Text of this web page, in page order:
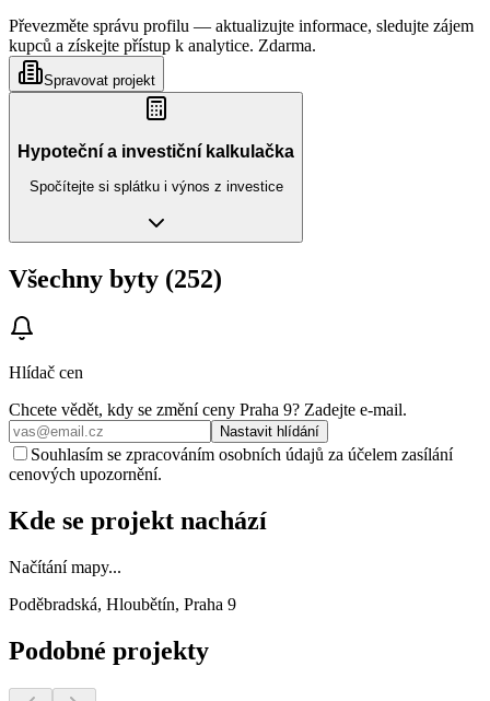
Převezměte správu profilu — aktualizujte informace, sledujte zájem
kupců a získejte přístup k analytice. Zdarma.
Spravovat projekt
Hypoteční a investiční kalkulačka
Spočítejte si splátku i výnos z investice
Všechny byty (252)
Hlídač cen
Chcete vědět, kdy se změní ceny Praha 9? Zadejte e‑mail.
Nastavit hlídání
Souhlasím se zpracováním osobních údajů za účelem zasílání
cenových upozornění.
Kde se projekt nachází
Načítání mapy...
Poděbradská, Hloubětín, Praha 9
Podobné projekty